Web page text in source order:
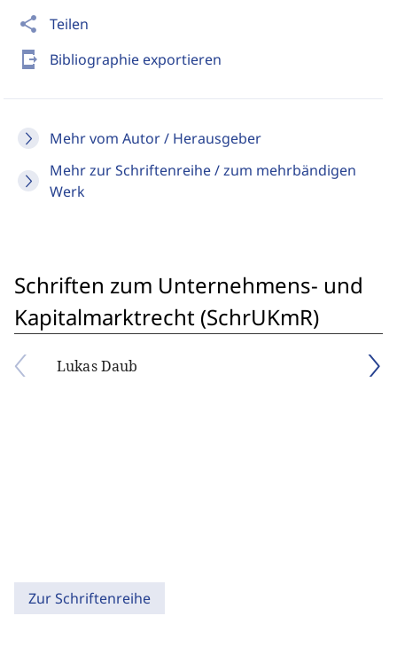
share Teilen
send_to_mobile Bibliographie exportieren
Mehr vom Autor / Herausgeber
Mehr zur Schriftenreihe / zum mehrbändigen
Werk
Schriften zum Unternehmens- und
Kapitalmarktrecht (SchrUKmR)
Lukas Daub
Zur Schriftenreihe